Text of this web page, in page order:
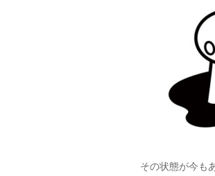
その状態が今も